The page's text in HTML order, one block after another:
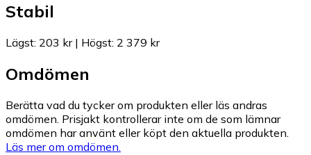
Stabil
Lägst: 203 kr| Högst: 2 379 kr
Omdömen
Berätta vad du tycker om produkten eller läs andras
omdömen. Prisjakt kontrollerar inte om de som lämnar
omdömen har använt eller köpt den aktuella produkten.
Läs mer om omdömen.